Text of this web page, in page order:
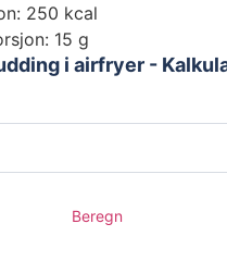
250 kcal
15 g
i airfryer -
Beregn